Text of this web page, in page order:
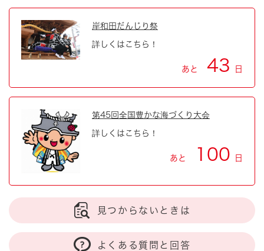
岸和田だんじり祭
詳しくはこちら！
あと 43 日
第45回全国豊かな海づくり大会
詳しくはこちら！
あと 100 日
見つからないときは
よくある質問と回答